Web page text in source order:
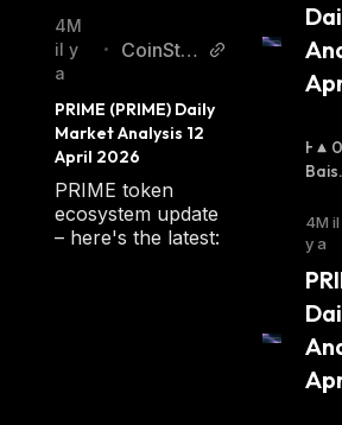
4M
il y
a
•
CoinStat
cles
PRIME (PRIME) Daily
Market Analysis 12
April 2026
PRIME token
ecosystem update
– here's the latest:
H
A
S
S
E
R
0
4M il
y a